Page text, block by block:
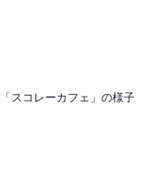
スコレーカフェ」の様子